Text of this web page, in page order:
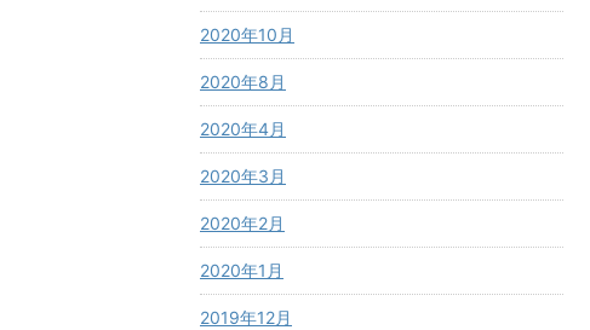
2020年10月
2020年8月
2020年4月
2020年3月
2020年2月
2020年1月
2019年12月